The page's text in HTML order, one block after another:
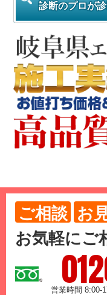
診断のプロが
ご相談 お
お気軽にご
営業時間 8:00-